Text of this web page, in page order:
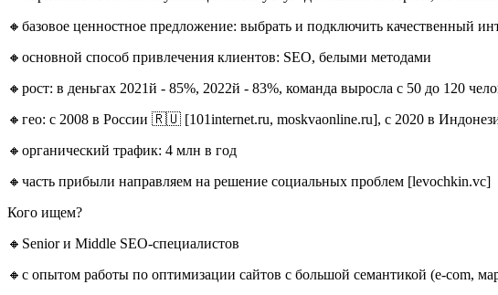
🔸базовое ценностное предложение: выбрать и подключить качественный
🔸основной способ привлечения клиентов: SEO, белыми методами
🔸рост: в деньгах 2021й - 85%, 2022й - 83%, команда выросла с 50 до 120
🔸гео: с 2008 в России 🇷🇺 [101internet.ru, moskvaonline.ru], c 2020 в
🔸органический трафик: 4 млн в год
🔸часть прибыли направляем на решение социальных проблем [levochkin.vc]
Кого ищем?
🔸Senior и Middle SEO-специалистов
🔸c опытом работы по оптимизации сайтов с большой семантикой (e-com,